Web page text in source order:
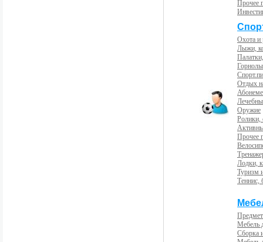
Прочее
Охота и
Лыжи,
Отдых
Оружие
Ролики,
Прочее
Лодки,
Туризм
Теннис,
Мебель
Сборка